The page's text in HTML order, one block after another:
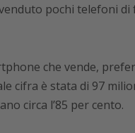
pochi telefoni
che vende,
cifra è stata di 97
circa l’85 per cento.